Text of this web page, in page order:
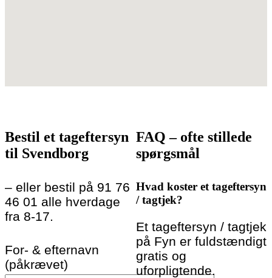
Bestil et tageftersyn
til Svendborg
– eller bestil på 91 76
46 01 alle hverdage
fra 8-17.
For- & efternavn
(påkrævet)
FAQ – ofte stillede
spørgsmål
Hvad koster et tageftersyn
/ tagtjek?
Et tageftersyn / tagtjek
på Fyn er fuldstændigt
gratis og
uforpligtende.